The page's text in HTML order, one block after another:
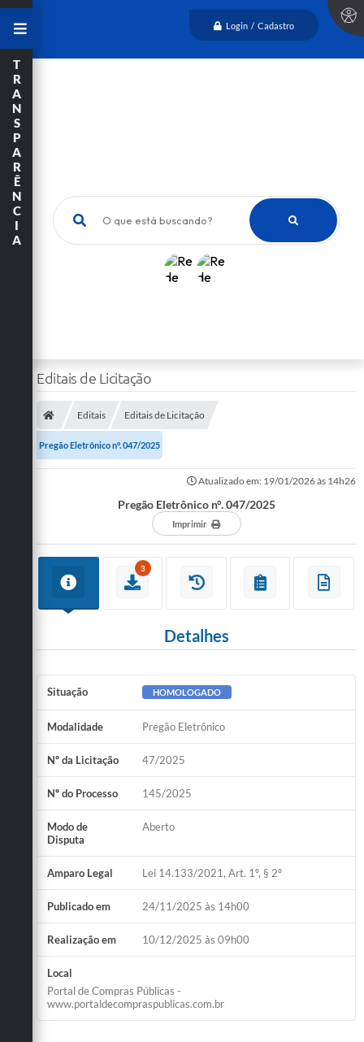
Login / Cadastro
O que está buscando?
T
R
A
N
S
P
A
R
Ê
N
C
I
A
Editais de Licitação
Editais Editais de Licitação
Pregão Eletrônico n°. 047/2025
Atualizado em: 19/01/2026 às 14h26
Pregão Eletrônico n°. 047/2025
Imprimir
3
Detalhes
Situação HOMOLOGADO
Modalidade Pregão Eletrônico
Nº da Licitação 47/2025
Nº do Processo 145/2025
Modo de
Disputa
Aberto
Amparo Legal Lei 14.133/2021, Art. 1º, § 2º
Publicado em 24/11/2025 às 14h00
Realização em 10/12/2025 às 09h00
Local
Portal de Compras Públicas -
www.portaldecompraspublicas.com.br